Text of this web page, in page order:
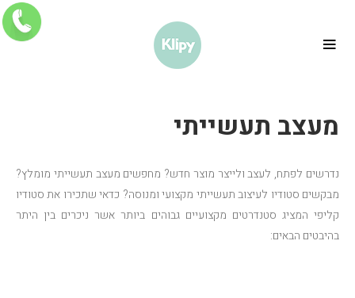
content
מעצב תעשייתי
נדרשים לפתח, לעצב ולייצר מוצר חדש? מחפשים מעצב תעשייתי מומלץ?
מבקשים סטודיו לעיצוב תעשייתי מקצועי ומנוסה? כדאי שתכירו את סטודיו
קליפי המציג סטנדרטים מקצועיים גבוהים ביותר אשר ניכרים בין היתר
בהיבטים הבאים: